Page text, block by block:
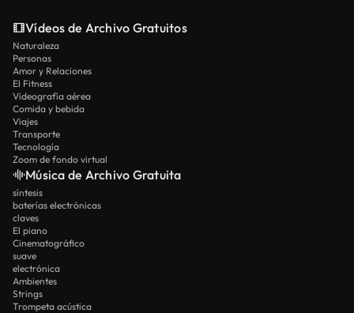
Vídeos de Archivo Gratuitos
Naturaleza
Personas
Amor y Relaciones
El Fitness
Videografía aérea
Comida y bebida
Viajes
Transporte
Tecnología
Zoom de fondo virtual
Música de Archivo Gratuita
síntesis
baterías electrónicas
claves
El piano
Cinematográfico
suave
electrónica
Ambientes
Strings
Trompeta acústica